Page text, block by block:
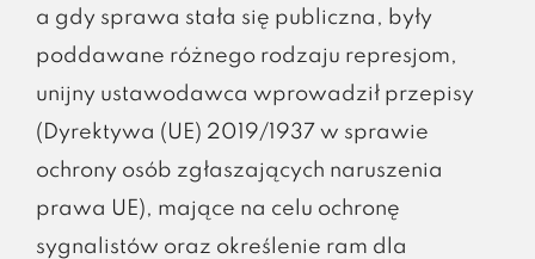
a gdy sprawa stała się publiczna, były
poddawane różnego rodzaju represjom,
unijny ustawodawca wprowadził przepisy
(Dyrektywa (UE) 2019/1937 w sprawie
ochrony osób zgłaszających naruszenia
prawa UE), mające na celu ochronę
sygnalistów oraz określenie ram dla